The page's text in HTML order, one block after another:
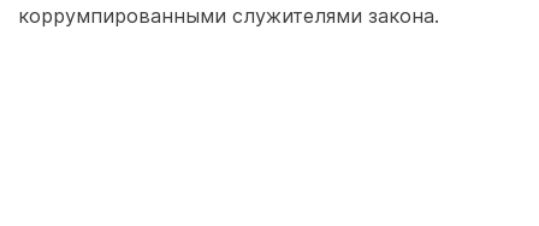
коррумпированными служителями закона.